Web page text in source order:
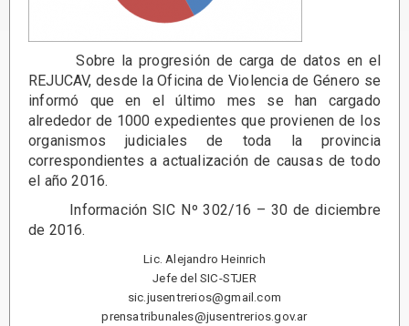
Sobre la progresión de carga de datos en el
REJUCAV, desde la Oficina de Violencia de Género se
informó que en el último mes se han cargado
alrededor de 1000 expedientes que provienen de los
organismos judiciales de toda la provincia
correspondientes a actualización de causas de todo
el año 2016.
Información SIC Nº 302/16 – 30 de diciembre
de 2016.
Lic. Alejandro Heinrich
Jefe del SIC-STJER
sic.jusentrerios@gmail.com
prensatribunales@jusentrerios.gov.ar